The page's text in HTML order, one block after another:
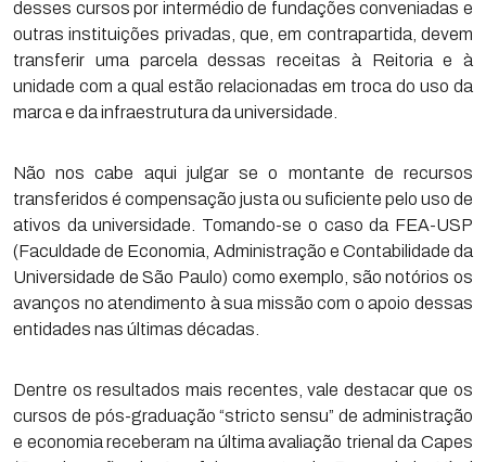
desses cursos por intermédio de fundações conveniadas e
outras instituições privadas, que, em contrapartida, devem
transferir uma parcela dessas receitas à Reitoria e à
unidade com a qual estão relacionadas em troca do uso da
marca e da infraestrutura da universidade.
Não nos cabe aqui julgar se o montante de recursos
transferidos é compensação justa ou suficiente pelo uso de
ativos da universidade. Tomando-se o caso da FEA-USP
(Faculdade de Economia, Administração e Contabilidade da
Universidade de São Paulo) como exemplo, são notórios os
avanços no atendimento à sua missão com o apoio dessas
entidades nas últimas décadas.
Dentre os resultados mais recentes, vale destacar que os
cursos de pós-graduação “stricto sensu” de administração
e economia receberam na última avaliação trienal da Capes